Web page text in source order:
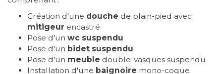
Création d'une douche de plain-pied avec
mitigeur encastré
Pose d'un wc suspendu
Pose d'un bidet suspendu
Pose d'un meuble double-vasques suspendu
Installation d'une baignoire mono-coque